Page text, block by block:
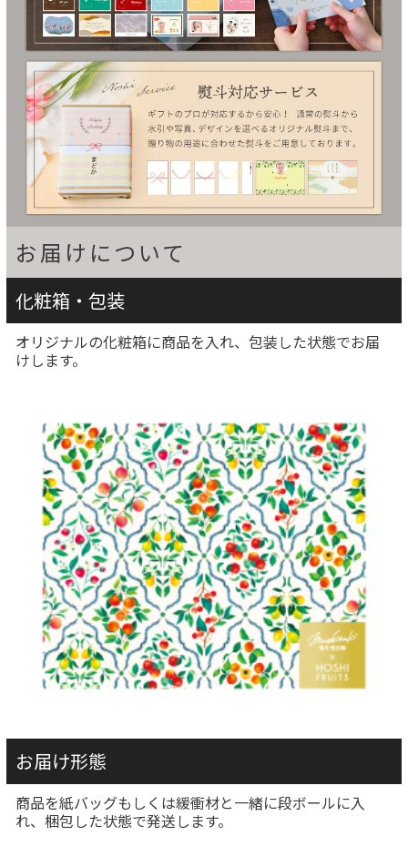
お届けについて
化粧箱・包装
オリジナルの化粧箱に商品を入れ、包装した状態でお届
けします。
お届け形態
商品を紙バッグもしくは緩衝材と一緒に段ボールに入
れ、梱包した状態で発送します。